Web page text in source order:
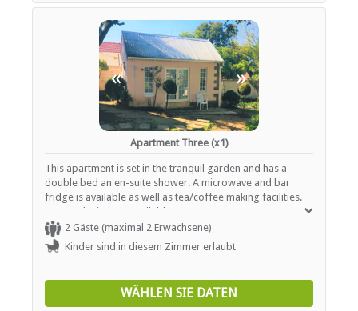
« »
Apartment Three (x1)
This apartment is set in the tranquil garden and has a
double bed an en-suite shower. A microwave and bar
fridge is available as well as tea/coffee making facilities.
DStv and Wi-Fi are available.
2 Gäste (maximal 2 Erwachsene)
Kinder sind in diesem Zimmer erlaubt
WÄHLEN SIE DATEN